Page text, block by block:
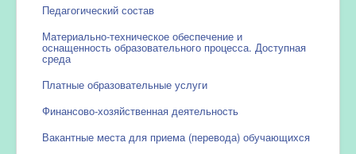
Педагогический состав
Материально-техническое обеспечение и
оснащенность образовательного процесса. Доступная
среда
Платные образовательные услуги
Финансово-хозяйственная деятельность
Вакантные места для приема (перевода) обучающихся